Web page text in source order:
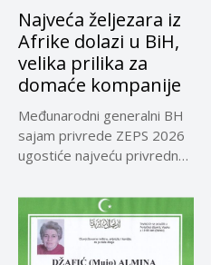
Najveća željezara iz
Afrike dolazi u BiH,
velika prilika za
domaće kompanije
Međunarodni generalni BH
sajam privrede ZEPS 2026
ugostiće najveću privrednu